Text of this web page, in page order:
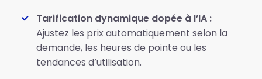
Tarification dynamique dopée à l’IA :
Ajustez les prix automatiquement selon la
demande, les heures de pointe ou les
tendances d’utilisation.